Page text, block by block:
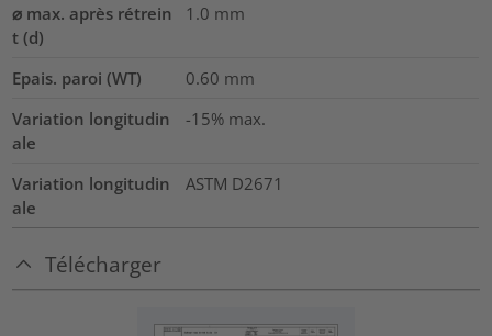
⌀ max. après rétrein
t (d)
1.0 mm
Epais. paroi (WT) 0.60 mm
Variation longitudin
ale
-15% max.
Variation longitudin
ale
ASTM D2671
Télécharger